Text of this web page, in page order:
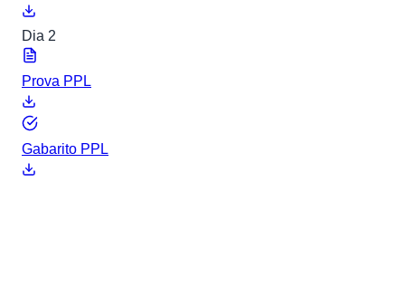
Dia 2
Prova PPL
Gabarito PPL